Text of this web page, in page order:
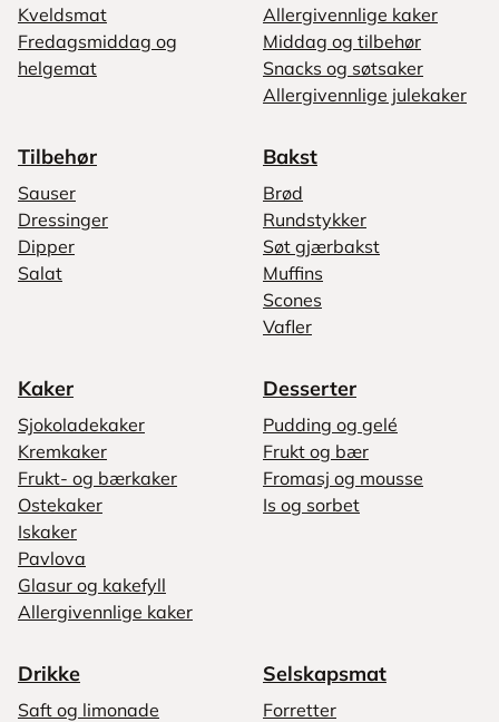
Kveldsmat
Fredagsmiddag og
helgemat
Allergivennlige kaker
Middag og tilbehør
Snacks og søtsaker
Allergivennlige julekaker
Tilbehør
Sauser
Dressinger
Dipper
Salat
Bakst
Brød
Rundstykker
Søt gjærbakst
Muffins
Scones
Vafler
Kaker
Sjokoladekaker
Kremkaker
Frukt- og bærkaker
Ostekaker
Iskaker
Pavlova
Glasur og kakefyll
Allergivennlige kaker
Desserter
Pudding og gelé
Frukt og bær
Fromasj og mousse
Is og sorbet
Drikke
Saft og limonade
Selskapsmat
Forretter